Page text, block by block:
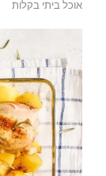
אוכל ביתי בקלות